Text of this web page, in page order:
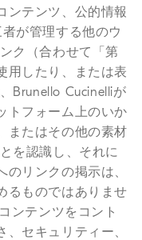
ンテンツ、公的情報
が管理する他のウ
ク（合わせて「第
用したり、または表
Brunello Cucinelliが
トフォーム上のいか
またはその他の素材
を認識し、それに
リンクの掲示は、
るものではありませ
ンテンツをコント
セキュリティー、